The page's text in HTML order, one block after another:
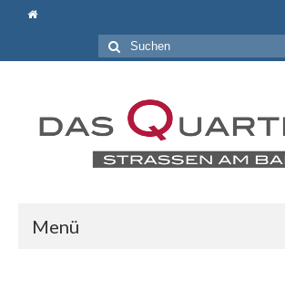
Suche
nach:
Menü